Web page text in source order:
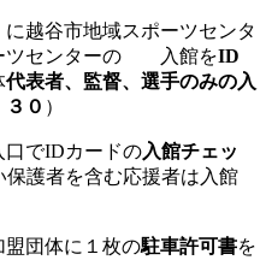
越谷市地域スポーツセンタ
ツセンターの 入館をID
代表者、監督、選手のみの入
３０ ）
でIDカードの入館チェッ
護者を含む応援者は入館
団体に１枚の駐車許可書を